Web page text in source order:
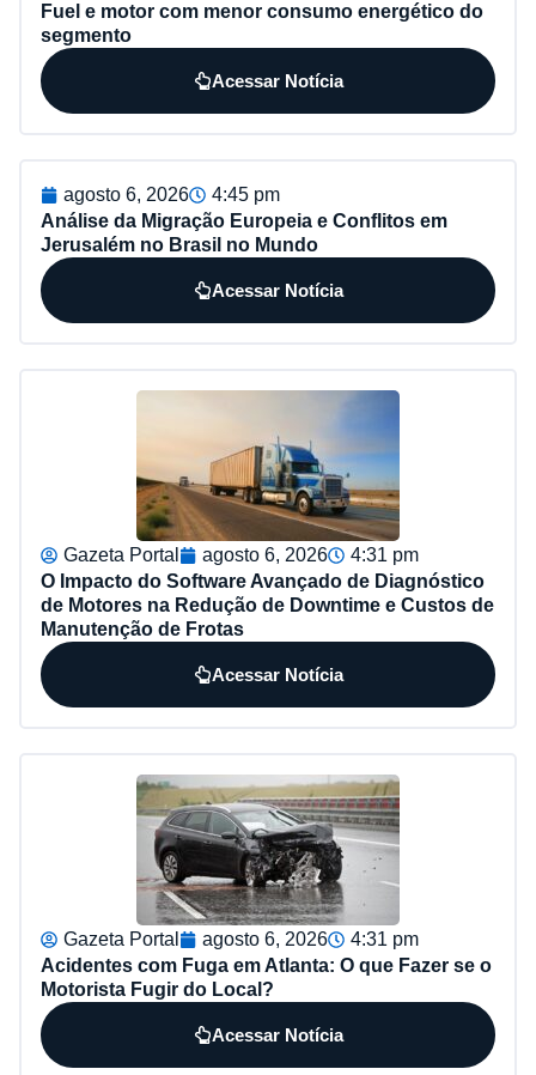
Fuel e motor com menor consumo energético do
segmento
Acessar Notícia
agosto 6, 2026
4:45 pm
Análise da Migração Europeia e Conflitos em
Jerusalém no Brasil no Mundo
Acessar Notícia
Gazeta Portal agosto 6, 2026
4:31 pm
O Impacto do Software Avançado de Diagnóstico
de Motores na Redução de Downtime e Custos de
Manutenção de Frotas
Acessar Notícia
Gazeta Portal agosto 6, 2026
4:31 pm
Acidentes com Fuga em Atlanta: O que Fazer se o
Motorista Fugir do Local?
Acessar Notícia